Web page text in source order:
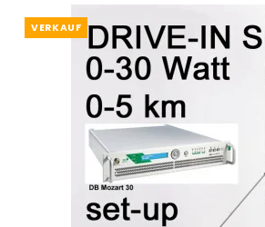
VERKAUF